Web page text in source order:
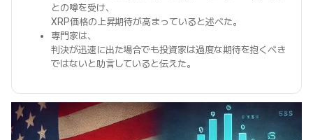
との噂を受け、
XRP価格の上昇期待が高まっていると述べた。
専門家は、
判決が迅速に出た場合でも投資家は過度な期待を抱くべき
ではないと助言していると伝えた。